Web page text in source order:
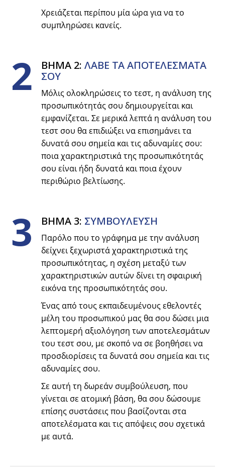
Χρειάζεται περίπου μία ώρα για να το
συμπληρώσει κανείς.
2 ΒΗΜΑ 2: ΛΑΒΕ ΤΑ ΑΠΟΤΕΛΕΣΜΑΤΑ
ΣΟΥ
Μόλις ολοκληρώσεις το τεστ, η ανάλυση της
προσωπικότητάς σου δημιουργείται και
εμφανίζεται. Σε μερικά λεπτά η ανάλυση του
τεστ σου θα επιδιώξει να επισημάνει τα
δυνατά σου σημεία και τις αδυναμίες σου:
ποια χαρακτηριστικά της προσωπικότητάς
σου είναι ήδη δυνατά και ποια έχουν
περιθώριο βελτίωσης.
3 ΒΗΜΑ 3: ΣΥΜΒΟYΛΕΥΣΗ
Παρόλο που το γράφημα με την ανάλυση
δείχνει ξεχωριστά χαρακτηριστικά της
προσωπικότητας, η σχέση μεταξύ των
χαρακτηριστικών αυτών δίνει τη σφαιρική
εικόνα της προσωπικότητάς σου.
Ένας από τους εκπαιδευμένους εθελοντές
μέλη του προσωπικού μας θα σου δώσει μια
λεπτομερή αξιολόγηση των αποτελεσμάτων
του τεστ σου, με σκοπό να σε βοηθήσει να
προσδιορίσεις τα δυνατά σου σημεία και τις
αδυναμίες σου.
Σε αυτή τη δωρεάν συμβούλευση, που
γίνεται σε ατομική βάση, θα σου δώσουμε
επίσης συστάσεις που βασίζονται στα
αποτελέσματα και τις απόψεις σου σχετικά
με αυτά.